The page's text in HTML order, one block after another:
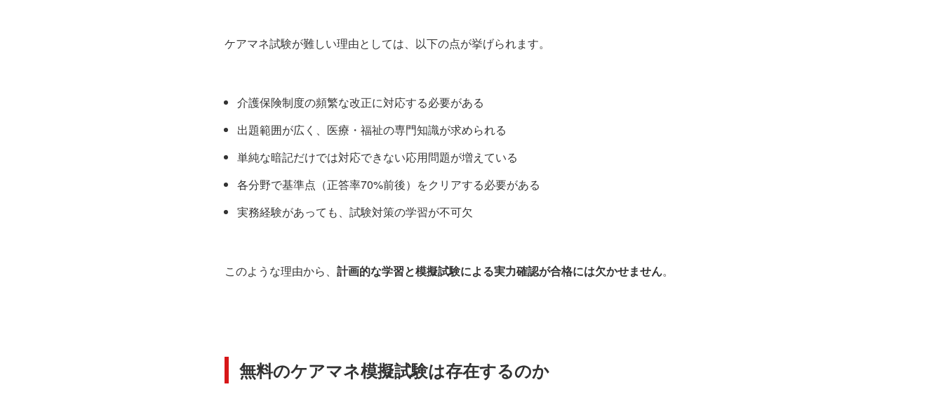
ケアマネ試験が難しい理由としては、以下の点が挙げられます。
介護保険制度の頻繁な改正に対応する必要がある
出題範囲が広く、医療・福祉の専門知識が求められる
単純な暗記だけでは対応できない応用問題が増えている
各分野で基準点（正答率70%前後）をクリアする必要がある
実務経験があっても、試験対策の学習が不可欠
このような理由から、 計画的な学習と模擬試験による実力確認が合格には欠かせません。
無料のケアマネ模擬試験は存在するのか